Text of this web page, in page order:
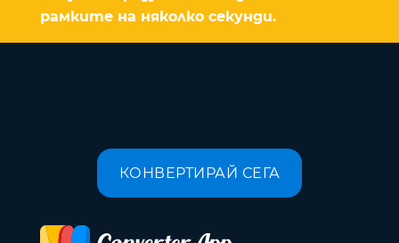
рамките на няколко секунди.
КОНВЕРТИРАЙ СЕГА